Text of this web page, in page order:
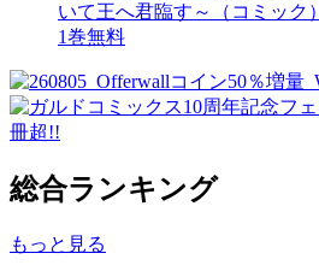
いて王へ君臨す～（コミック）
1巻無料
総合ランキング
もっと見る